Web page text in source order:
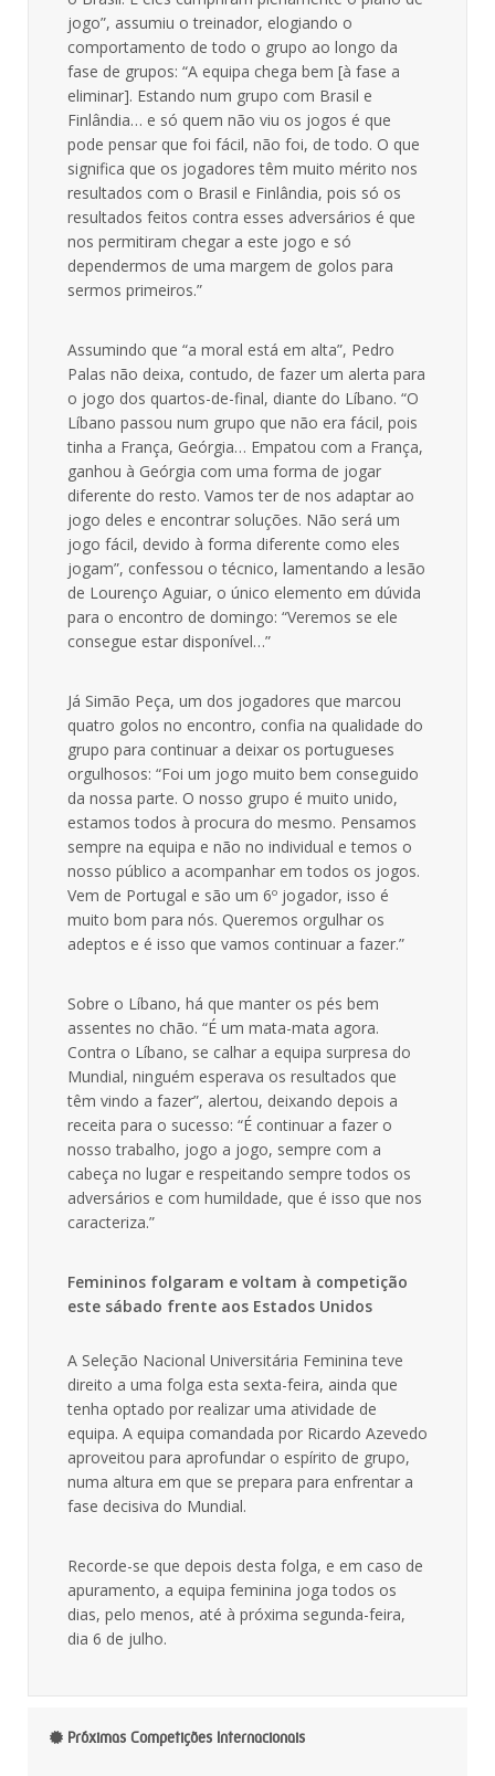
jogo”, assumiu o treinador, elogiando o
comportamento de todo o grupo ao longo da
fase de grupos: “A equipa chega bem [à fase a
eliminar]. Estando num grupo com Brasil e
Finlândia… e só quem não viu os jogos é que
pode pensar que foi fácil, não foi, de todo. O que
significa que os jogadores têm muito mérito nos
resultados com o Brasil e Finlândia, pois só os
resultados feitos contra esses adversários é que
nos permitiram chegar a este jogo e só
dependermos de uma margem de golos para
sermos primeiros.”
Assumindo que “a moral está em alta”, Pedro
Palas não deixa, contudo, de fazer um alerta para
o jogo dos quartos-de-final, diante do Líbano. “O
Líbano passou num grupo que não era fácil, pois
tinha a França, Geórgia… Empatou com a França,
ganhou à Geórgia com uma forma de jogar
diferente do resto. Vamos ter de nos adaptar ao
jogo deles e encontrar soluções. Não será um
jogo fácil, devido à forma diferente como eles
jogam”, confessou o técnico, lamentando a lesão
de Lourenço Aguiar, o único elemento em dúvida
para o encontro de domingo: “Veremos se ele
consegue estar disponível…”
Já Simão Peça, um dos jogadores que marcou
quatro golos no encontro, confia na qualidade do
grupo para continuar a deixar os portugueses
orgulhosos: “Foi um jogo muito bem conseguido
da nossa parte. O nosso grupo é muito unido,
estamos todos à procura do mesmo. Pensamos
sempre na equipa e não no individual e temos o
nosso público a acompanhar em todos os jogos.
Vem de Portugal e são um 6º jogador, isso é
muito bom para nós. Queremos orgulhar os
adeptos e é isso que vamos continuar a fazer.”
Sobre o Líbano, há que manter os pés bem
assentes no chão. “É um mata-mata agora.
Contra o Líbano, se calhar a equipa surpresa do
Mundial, ninguém esperava os resultados que
têm vindo a fazer”, alertou, deixando depois a
receita para o sucesso: “É continuar a fazer o
nosso trabalho, jogo a jogo, sempre com a
cabeça no lugar e respeitando sempre todos os
adversários e com humildade, que é isso que nos
caracteriza.”
Femininos folgaram e voltam à competição
este sábado frente aos Estados Unidos
A Seleção Nacional Universitária Feminina teve
direito a uma folga esta sexta-feira, ainda que
tenha optado por realizar uma atividade de
equipa. A equipa comandada por Ricardo Azevedo
aproveitou para aprofundar o espírito de grupo,
numa altura em que se prepara para enfrentar a
fase decisiva do Mundial.
Recorde-se que depois desta folga, e em caso de
apuramento, a equipa feminina joga todos os
dias, pelo menos, até à próxima segunda-feira,
dia 6 de julho.
Próximas Competições Internacionais